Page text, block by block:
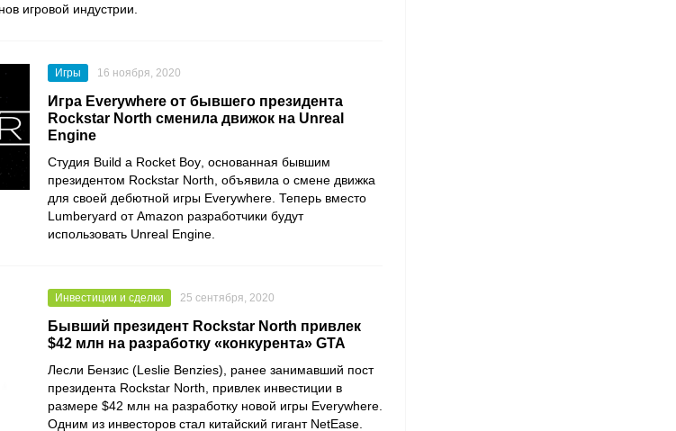
игровой индустрии.
Игры 16 ноября, 2020
Игра Everywhere от бывшего президента
Rockstar North сменила движок на Unreal
Engine
Студия Build a Rocket Boy , основанная бывшим
президентом Rockstar North , объявила о смене движка
для своей дебютной игры Everywhere . Теперь вместо
Lumberyard отAmazon разработчики будут
использовать Unreal Engine
Инвестиции и сделки 25 сентября, 2020
Бывший президент Rockstar North привлек
$42 млн на разработку «конкурента» GTA
Лесли Бензис (Leslie Benzies), ранее занимавший пост
президента Rockstar North , привлек инвестиции в
размере $42 млн на разработку новой игры Everywhere
Одним из инвесторов стал китайский гигант NetEase